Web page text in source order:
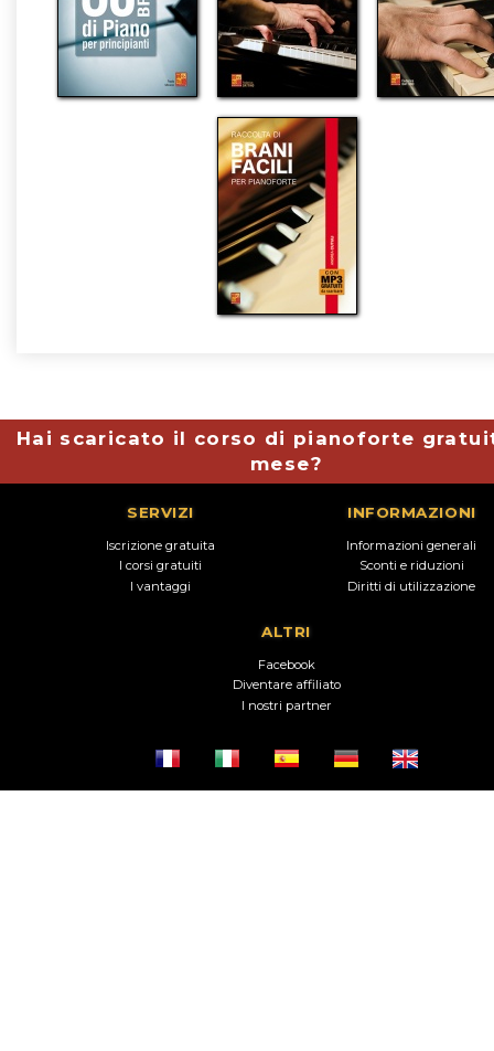
Hai scaricato il corso di pianoforte
mese?
SERVIZI
Iscrizione gratuita
I corsi gratuiti
I vantaggi
INFORMAZIONI
Informazioni generali
Sconti e riduzioni
Diritti di utilizzazione
ALTRI
Facebook
Diventare affiliato
I nostri partner